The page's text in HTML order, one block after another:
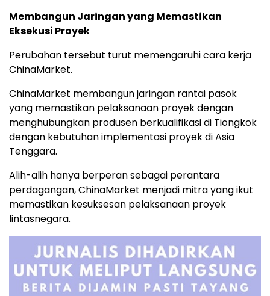
Membangun Jaringan yang Memastikan
Eksekusi Proyek
Perubahan tersebut turut memengaruhi cara kerja
ChinaMarket.
ChinaMarket membangun jaringan rantai pasok
yang memastikan pelaksanaan proyek dengan
menghubungkan produsen berkualifikasi di Tiongkok
dengan kebutuhan implementasi proyek di Asia
Tenggara.
Alih-alih hanya berperan sebagai perantara
perdagangan, ChinaMarket menjadi mitra yang ikut
memastikan kesuksesan pelaksanaan proyek
lintasnegara.